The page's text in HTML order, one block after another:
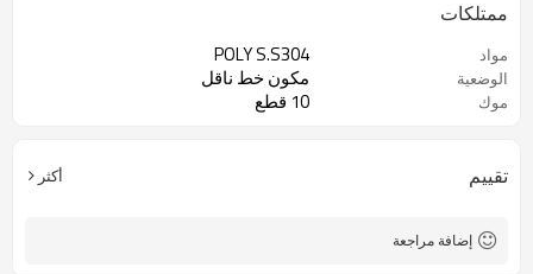
ممتلكات
مواد POLY S.S304
الوضعية مكون خط ناقل
موك 10 قطع
تقييم أكثر
إضافة مراجعة